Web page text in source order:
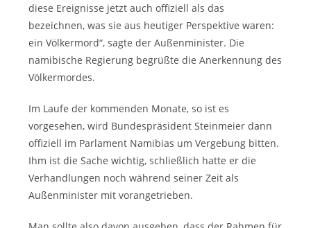
diese Ereignisse jetzt auch offiziell als das
bezeichnen, was sie aus heutiger Perspektive waren:
ein Völkermord“, sagte der Außenminister. Die
namibische Regierung begrüßte die Anerkennung des
Völkermordes.
Im Laufe der kommenden Monate, so ist es
vorgesehen, wird Bundespräsident Steinmeier dann
offiziell im Parlament Namibias um Vergebung bitten.
Ihm ist die Sache wichtig, schließlich hatte er die
Verhandlungen noch während seiner Zeit als
Außenminister mit vorangetrieben.